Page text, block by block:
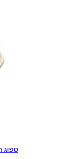
ספוג